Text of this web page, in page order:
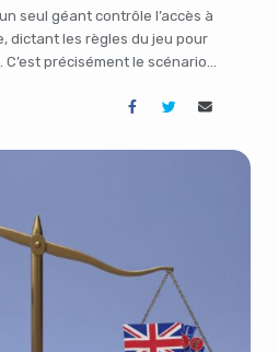
seul géant contrôle l’accès à
dictant les règles du jeu pour
précisément le scénario
de l’intelligence
étouffer […]